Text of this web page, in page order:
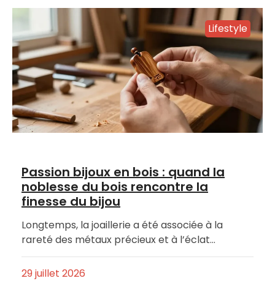
Lifestyle
Passion bijoux en bois : quand la
noblesse du bois rencontre la
finesse du bijou
Longtemps, la joaillerie a été associée à la
rareté des métaux précieux et à l’éclat…
29 juillet 2026